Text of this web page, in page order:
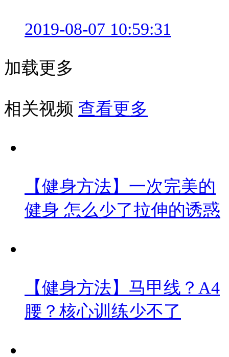
2019-08-07 10:59:31
加载更多
相关视频 查看更多
【健身方法】一次完美的
健身 怎么少了拉伸的诱惑
【健身方法】马甲线？A4
腰？核心训练少不了